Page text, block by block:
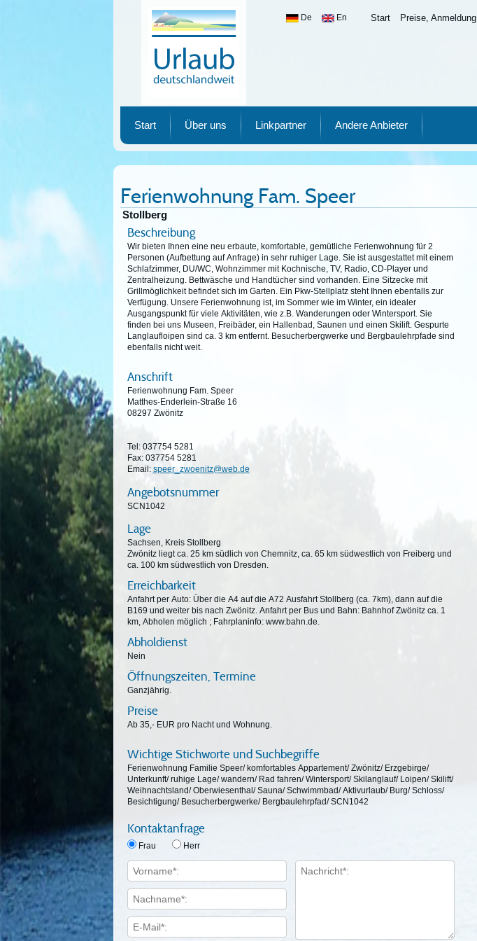
Start Preise, Anmeldung
De En
Start Über uns Linkpartner Andere Anbieter
Ferienwohnung Fam. Speer
Stollberg
Beschreibung
Wir bieten Ihnen eine neu erbaute, komfortable, gemütliche Ferienwohnung für 2
Personen (Aufbettung auf Anfrage) in sehr ruhiger Lage. Sie ist ausgestattet mit einem
Schlafzimmer, DU/WC, Wohnzimmer mit Kochnische, TV, Radio, CD-Player und
Zentralheizung. Bettwäsche und Handtücher sind vorhanden. Eine Sitzecke mit
Grillmöglichkeit befindet sich im Garten. Ein Pkw-Stellplatz steht Ihnen ebenfalls zur
Verfügung. Unsere Ferienwohnung ist, im Sommer wie im Winter, ein idealer
Ausgangspunkt für viele Aktivitäten, wie z.B. Wanderungen oder Wintersport. Sie
finden bei uns Museen, Freibäder, ein Hallenbad, Saunen und einen Skilift. Gespurte
Langlaufloipen sind ca. 3 km entfernt. Besucherbergwerke und Bergbaulehrpfade sind
ebenfalls nicht weit.
Anschrift
Ferienwohnung Fam. Speer
Matthes-Enderlein-Straße 16
08297 Zwönitz
Tel: 037754 5281
Fax: 037754 5281
Email: speer_zwoenitz@web.de
Angebotsnummer
SCN1042
Lage
Sachsen, Kreis Stollberg
Zwönitz liegt ca. 25 km südlich von Chemnitz, ca. 65 km südwestlich von Freiberg und
ca. 100 km südwestlich von Dresden.
Erreichbarkeit
Anfahrt per Auto: Über die A4 auf die A72 Ausfahrt Stollberg (ca. 7km), dann auf die
B169 und weiter bis nach Zwönitz. Anfahrt per Bus und Bahn: Bahnhof Zwönitz ca. 1
km, Abholen möglich ; Fahrplaninfo: www.bahn.de.
Abholdienst
Nein
Öffnungszeiten, Termine
Ganzjährig.
Preise
Ab 35,- EUR pro Nacht und Wohnung.
Wichtige Stichworte und Suchbegriffe
Ferienwohnung Familie Speer/ komfortables Appartement/ Zwönitz/ Erzgebirge/
Unterkunft/ ruhige Lage/ wandern/ Rad fahren/ Wintersport/ Skilanglauf/ Loipen/ Skilift/
Weihnachtsland/ Oberwiesenthal/ Sauna/ Schwimmbad/ Aktivurlaub/ Burg/ Schloss/
Besichtigung/ Besucherbergwerke/ Bergbaulehrpfad/ SCN1042
Kontaktanfrage
Frau Herr